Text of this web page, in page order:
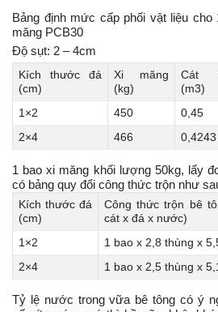
Bảng định mức cấp phối vật liệu
măng PCB30
Độ sụt: 2 – 4cm
Kích thước đá
(cm)
Xi măng
(kg)
Cát
(m3)
1×2
450 0,45
2×4
466 0,4243
1 bao xi măng khối lượng 50kg, lấy
có bảng quy đổi công thức trộn như
Kích thước đá
(cm)
Công thức trộn bê
cát x đá x nước)
1×2
1 bao x 2,8 thùng x
2×4
1 bao x 2,5 thùng x
Tỷ lệ nước trong vữa bê tông có ý